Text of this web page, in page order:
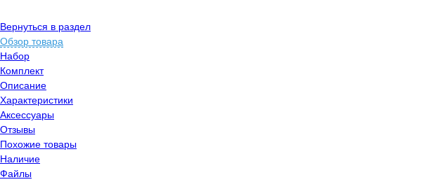
Вернуться в раздел
Обзор товара
Набор
Комплект
Описание
Характеристики
Аксессуары
Отзывы
Похожие товары
Наличие
Файлы